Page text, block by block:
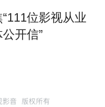
位影视从业
开信”